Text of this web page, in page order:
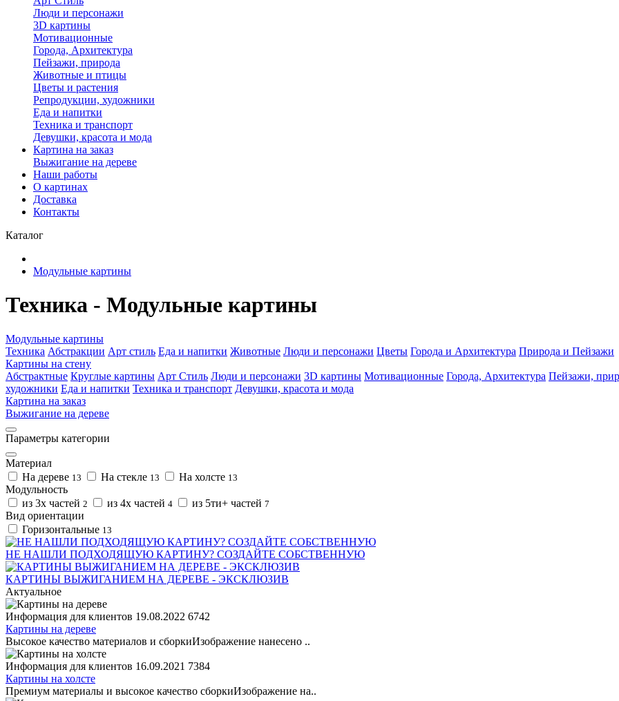
Люди и персонажи
3D картины
Мотивационные
Города, Архитектура
Пейзажи, природа
Животные и птицы
Цветы и растения
Репродукции, художники
Еда и напитки
Техника и транспорт
Девушки, красота и мода
Картина на заказ
Выжигание на дереве
Наши работы
О картинах
Доставка
Контакты
Каталог
Модульные картины
Техника - Модульные картины
Модульные картины
Техника Абстракции Арт стиль Еда и напитки Животные Люди и персонажи Цветы Города и Архитектура Природа и Пейзажи
Картины на стену
Абстрактные Круглые картины Арт Стиль Люди и персонажи 3D картины Мотивационные Города, Архитектура Пейзажи,
художники Еда и напитки Техника и транспорт Девушки, красота и мода
Картина на заказ
Выжигание на дереве
Параметры категории
Материал
На дереве 13 На стекле 13 На холсте 13
Модульность
из 3х частей 2 из 4х частей 4 из 5ти+ частей 7
Вид ориентации
Горизонтальные 13
НЕ НАШЛИ ПОДХОДЯЩУЮ КАРТИНУ? СОЗДАЙТЕ СОБСТВЕННУЮ
КАРТИНЫ ВЫЖИГАНИЕМ НА ДЕРЕВЕ - ЭКСКЛЮЗИВ
Актуальное
Информация для клиентов 19.08.2022 6742
Картины на дереве
Высокое качество материалов и сборкиИзображение нанесено ..
Информация для клиентов 16.09.2021 7384
Картины на холсте
Премиум материалы и высокое качество сборкиИзображение на..